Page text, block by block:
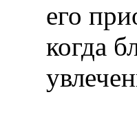
его
когда